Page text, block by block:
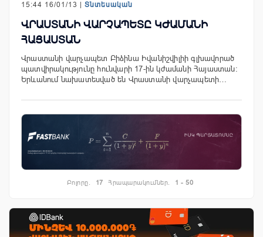
15:44 16/01/13 | Տնտեսական
ՎՐԱՍՏԱՆԻ ՎԱՐՉԱՊԵՏԸ ԿԺԱՄԱՆԻ
ՀԱՅԱՍՏԱՆ
Վրաստանի վարչապետ Բիձինա Իվանիշվիլիի գլխավորած
պատվիրակությունը հունվարի 17-ին կժամանի Հայաստան:
Երևանում նախատեսված են Վրաստանի վարչապետի…
Բոլորը. 17 Հրապարակումներ. 1 - 50